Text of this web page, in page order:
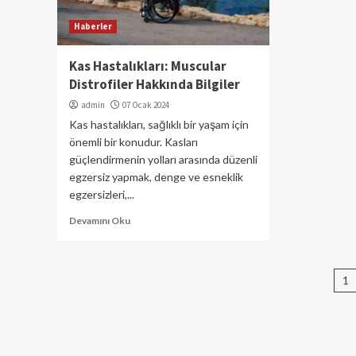
Haberler
Kas Hastalıkları: Muscular
Distrofiler Hakkında Bilgiler
admin 07 Ocak 2024
Kas hastalıkları, sağlıklı bir yaşam için
önemli bir konudur. Kasları
güçlendirmenin yolları arasında düzenli
egzersiz yapmak, denge ve esneklik
egzersizleri,...
Devamını Oku
1